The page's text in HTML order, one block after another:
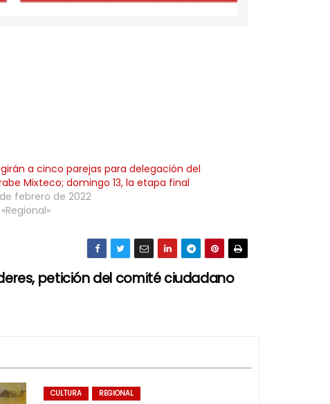
a cinco parejas para delegación del
Mixteco; domingo 13, la etapa final
febrero de 2022
«Regional»
petición del comité ciudadano
CULTURA REGIONAL